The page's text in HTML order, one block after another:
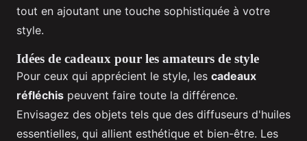
tout en ajoutant une touche sophistiquée à votre
style.
Idées de cadeaux pour les amateurs de style
Pour ceux qui apprécient le style, les cadeaux
réfléchis peuvent faire toute la différence.
Envisagez des objets tels que des diffuseurs d'huiles
essentielles, qui allient esthétique et bien-être. Les